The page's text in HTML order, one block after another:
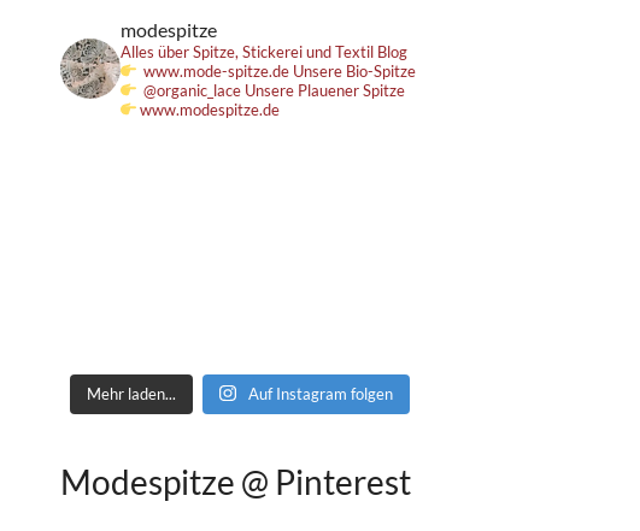
modespitze
Alles über Spitze, Stickerei und TextilBlog
www.mode-spitze.deUnsere Bio-Spitze
@organic_lace Unsere Plauener Spitze
www.modespitze.de
Mehr laden... Auf Instagram folgen
Modespitze @ Pinterest